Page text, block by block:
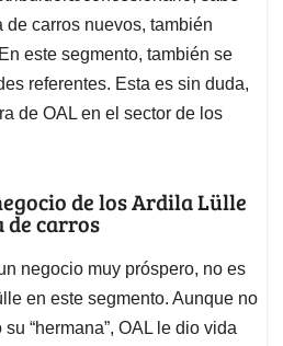
carros nuevos, también
este segmento, también se
referentes. Esta es sin duda,
de OAL en el sector de los
de los Ardila Lülle
de carros
negocio muy próspero, no es
en este segmento. Aunque no
“hermana”, OAL le dio vida